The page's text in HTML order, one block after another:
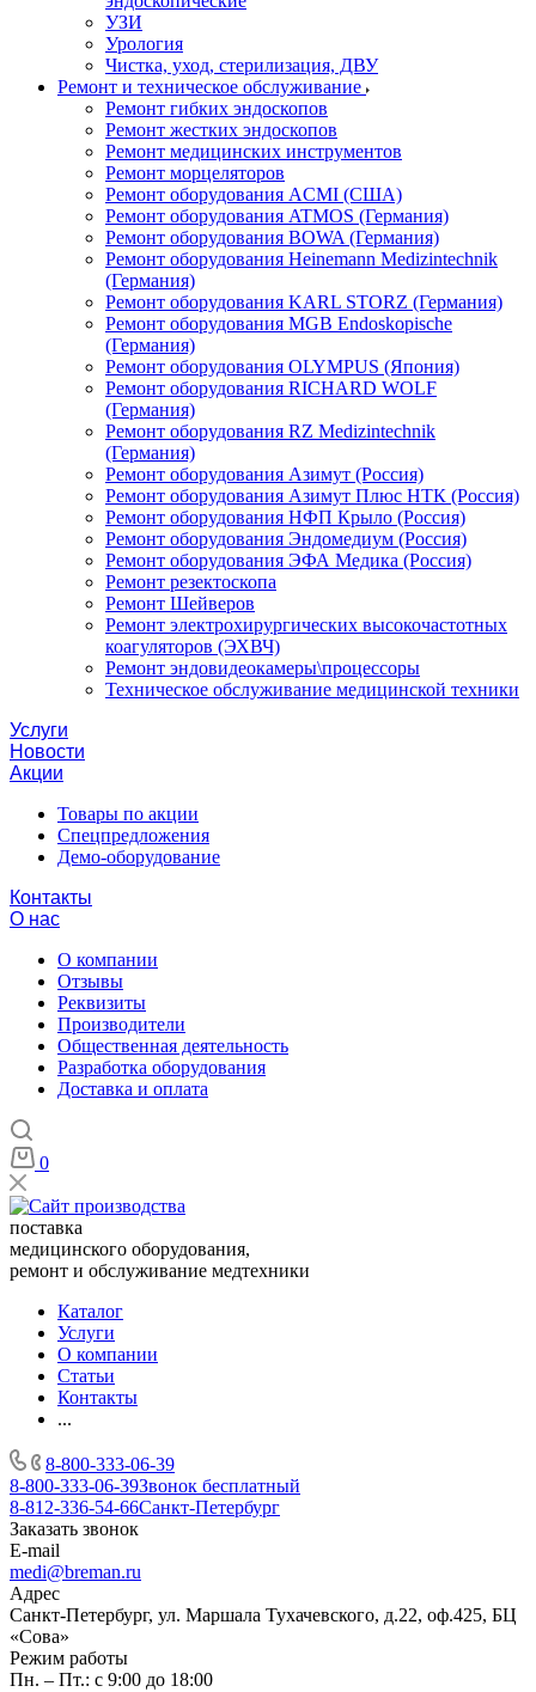
УЗИ
Урология
Чистка, уход, стерилизация, ДВУ
Ремонт и техническое обслуживание
Ремонт гибких эндоскопов
Ремонт жестких эндоскопов
Ремонт медицинских инструментов
Ремонт морцеляторов
Ремонт оборудования ACMI (США)
Ремонт оборудования ATMOS (Германия)
Ремонт оборудования BOWA (Германия)
Ремонт оборудования Heinemann Medizintechnik
(Германия)
Ремонт оборудования KARL STORZ (Германия)
Ремонт оборудования MGB Endoskopische
(Германия)
Ремонт оборудования OLYMPUS (Япония)
Ремонт оборудования RICHARD WOLF
(Германия)
Ремонт оборудования RZ Medizintechnik
(Германия)
Ремонт оборудования Азимут (Россия)
Ремонт оборудования Азимут Плюс НТК (Россия)
Ремонт оборудования НФП Крыло (Россия)
Ремонт оборудования Эндомедиум (Россия)
Ремонт оборудования ЭФА Медика (Россия)
Ремонт резектоскопа
Ремонт Шейверов
Ремонт электрохирургических высокочастотных
коагуляторов (ЭХВЧ)
Ремонт эндовидеокамеры\процессоры
Техническое обслуживание медицинской техники
Услуги
Новости
Акции
Товары по акции
Спецпредложения
Демо-оборудование
Контакты
О нас
О компании
Отзывы
Реквизиты
Производители
Общественная деятельность
Разработка оборудования
Доставка и оплата
0
поставка
медицинского оборудования,
ремонт и обслуживание медтехники
Каталог
Услуги
О компании
Статьи
Контакты
...
8-800-333-06-39
8-800-333-06-39Звонок бесплатный
8-812-336-54-66Санкт-Петербург
Заказать звонок
E-mail
medi@breman.ru
Адрес
Санкт-Петербург, ул. Маршала Тухачевского, д.22, оф.425, БЦ
«Сова»
Режим работы
Пн. – Пт.: с 9:00 до 18:00